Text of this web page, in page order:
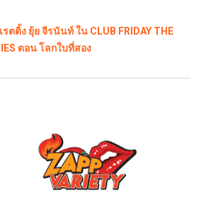
รตติ้ง ยุ้ย จีรนันท์ ใน CLUB FRIDAY THE
ตอน โลกใบที่สอง